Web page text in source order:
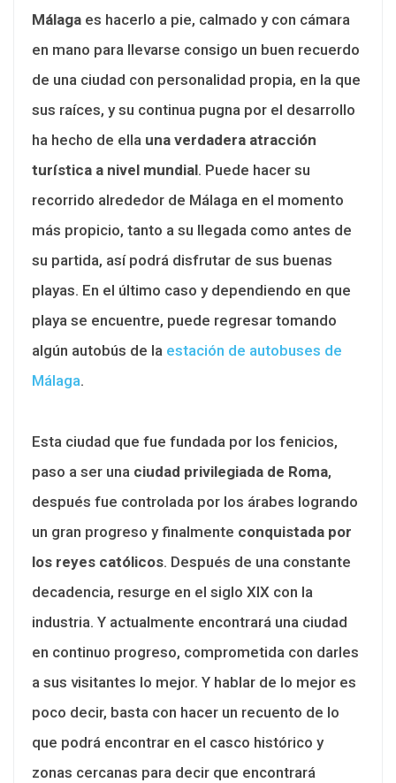
Málaga es hacerlo a pie, calmado y con cámara
en mano para llevarse consigo un buen recuerdo
de una ciudad con personalidad propia, en la que
sus raíces, y su continua pugna por el desarrollo
ha hecho de ella una verdadera atracción
turística a nivel mundial. Puede hacer su
recorrido alrededor de Málaga en el momento
más propicio, tanto a su llegada como antes de
su partida, así podrá disfrutar de sus buenas
playas. En el último caso y dependiendo en que
playa se encuentre, puede regresar tomando
algún autobús de la estación de autobuses de
Málaga.
Esta ciudad que fue fundada por los fenicios,
paso a ser una ciudad privilegiada de Roma,
después fue controlada por los árabes logrando
un gran progreso y finalmente conquistada por
los reyes católicos. Después de una constante
decadencia, resurge en el siglo XIX con la
industria. Y actualmente encontrará una ciudad
en continuo progreso, comprometida con darles
a sus visitantes lo mejor. Y hablar de lo mejor es
poco decir, basta con hacer un recuento de lo
que podrá encontrar en el casco histórico y
zonas cercanas para decir que encontrará